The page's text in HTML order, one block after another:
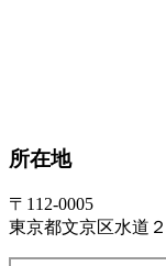
所在地
〒112-0005
東京都文京区水道